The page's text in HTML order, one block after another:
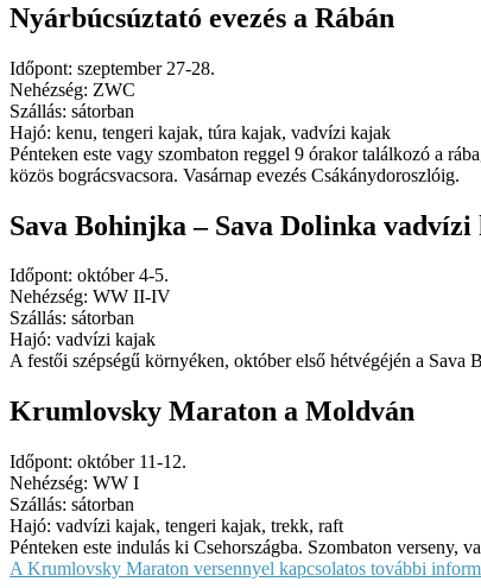
Nyárbúcsúztató evezés a Rábán
Időpont: szeptember 27-28.
Nehézség: ZWC
Szállás: sátorban
Hajó: kenu, tengeri kajak, túra kajak, vadvízi kajak
Pénteken este vagy szombaton reggel 9 órakor találkozó a
közös bográcsvacsora. Vasárnap evezés Csákánydoroszlóig.
Sava Bohinjka – Sava Dolinka vadvízi
Időpont: október 4-5.
Nehézség: WW II-IV
Szállás: sátorban
Hajó: vadvízi kajak
A festői szépségű környéken, október első hétvégéjén a
Krumlovsky Maraton a Moldván
Időpont: október 11-12.
Nehézség: WW I
Szállás: sátorban
Hajó: vadvízi kajak, tengeri kajak, trekk, raft
Pénteken este indulás ki Csehországba. Szombaton verseny,
A Krumlovsky Maraton versennyel kapcsolatos további